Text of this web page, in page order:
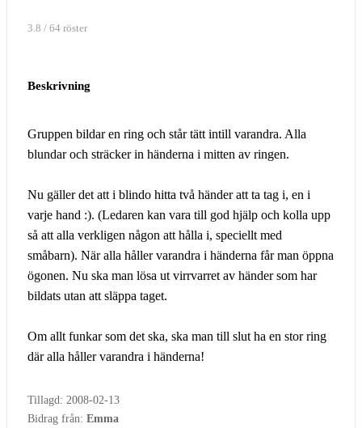
3.8 / 64 röster
Beskrivning
Gruppen bildar en ring och står tätt intill varandra. Alla
blundar och sträcker in händerna i mitten av ringen.
Nu gäller det att i blindo hitta två händer att ta tag i, en i
varje hand :). (Ledaren kan vara till god hjälp och kolla upp
så att alla verkligen någon att hålla i, speciellt med
småbarn). När alla håller varandra i händerna får man öppna
ögonen. Nu ska man lösa ut virrvarret av händer som har
bildats utan att släppa taget.
Om allt funkar som det ska, ska man till slut ha en stor ring
där alla håller varandra i händerna!
Tillagd: 2008-02-13
Bidrag från: Emma